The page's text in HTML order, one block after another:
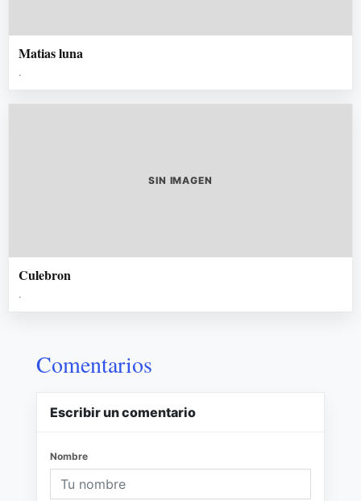
Matias luna
.
SIN IMAGEN
Culebron
.
Comentarios
Escribir un comentario
Nombre